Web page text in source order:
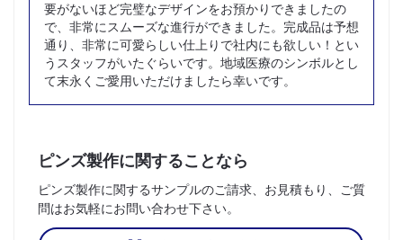
要がないほど完璧なデザインをお預かりできましたの
で、非常にスムーズな進行ができました。完成品は予想
通り、非常に可愛らしい仕上りで社内にも欲しい！とい
うスタッフがいたぐらいです。地域医療のシンボルとし
て末永くご愛用いただけましたら幸いです。
ピンズ製作に関することなら
ピンズ製作に関するサンプルのご請求、お見積もり、ご質
問はお気軽にお問い合わせ下さい。